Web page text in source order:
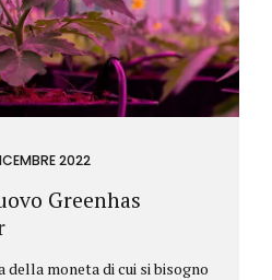
2022
Greenhas
della moneta di cui si bisogno